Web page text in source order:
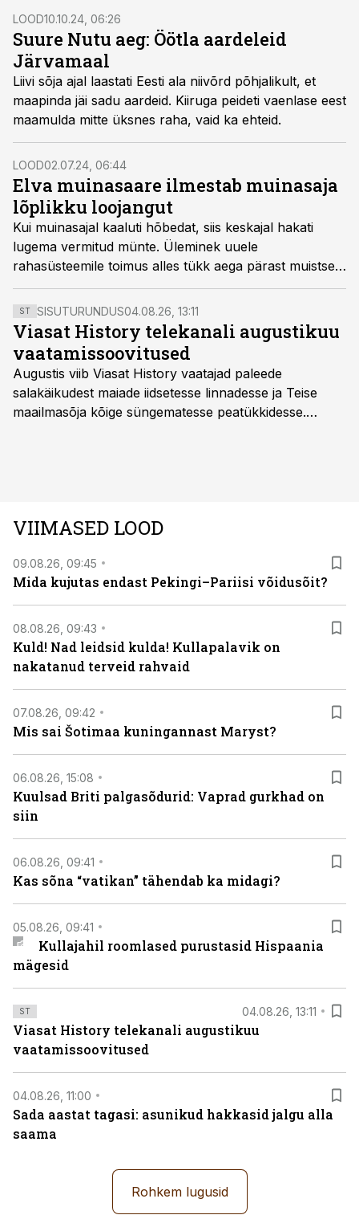
LOOD10.10.24, 06:26
Suure Nutu aeg: Öötla aardeleid
Järvamaal
Liivi sõja ajal laastati Eesti ala niivõrd põhjalikult, et
maapinda jäi sadu aardeid. Kiiruga peideti vaenlase eest
maamulda mitte üksnes raha, vaid ka ehteid.
LOOD02.07.24, 06:44
Elva muinasaare ilmestab muinasaja
lõplikku loojangut
Kui muinasajal kaaluti hõbedat, siis keskajal hakati
lugema vermitud münte. Üleminek uuele
rahasüsteemile toimus alles tükk aega pärast muistse
vabadusvõitluse lõppu.
ST SISUTURUNDUS04.08.26, 13:11
Viasat History telekanali augustikuu
vaatamissoovitused
Augustis viib Viasat History vaatajad paleede
salakäikudest maiade iidsetesse linnadesse ja Teise
maailmasõja kõige süngematesse peatükkidesse.
viasathistory.eu/ee
VIIMASED LOOD
09.08.26, 09:45
Mida kujutas endast Pekingi–Pariisi võidusõit?
08.08.26, 09:43
Kuld! Nad leidsid kulda! Kullapalavik on
nakatanud terveid rahvaid
07.08.26, 09:42
Mis sai Šotimaa kuningannast Maryst?
06.08.26, 15:08
Kuulsad Briti palgasõdurid: Vaprad gurkhad on
siin
06.08.26, 09:41
Kas sõna “vatikan” tähendab ka midagi?
05.08.26, 09:41
Kullajahil roomlased purustasid Hispaania
mägesid
ST 04.08.26, 13:11
Viasat History telekanali augustikuu
vaatamissoovitused
04.08.26, 11:00
Sada aastat tagasi: asunikud hakkasid jalgu alla
saama
Rohkem lugusid